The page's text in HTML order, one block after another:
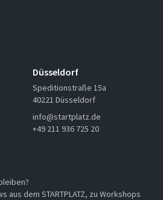
Düsseldorf
Speditionstraße 15a
40221 Düsseldorf
info@startplatz.de
+49 211 936 725 20
aus dem STARTPLATZ, zu Workshops